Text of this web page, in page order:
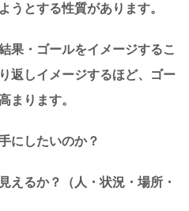
うとする性質があります。
果・ゴールをイメージするこ
返しイメージするほど、ゴー
まります。
にしたいのか？
えるか？（人・状況・場所・